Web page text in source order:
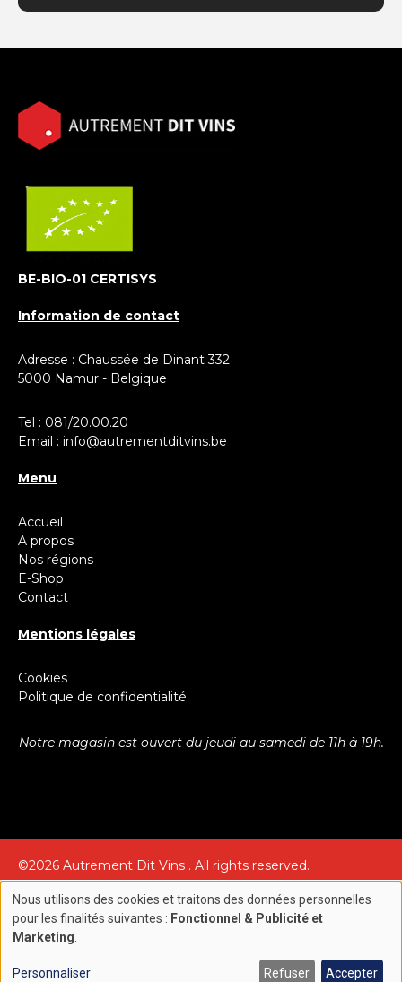
BE-BIO-01 CERTISYS
Information de contact
Adresse : Chaussée de Dinant 332
5000 Namur - Belgique
Tel : 081/20.00.20
Email : info@autrementditvins.be
Menu
Accueil
A propos
Nos régions
E-Shop
Contact
Mentions légales
Cookies
Politique de confidentialité
Notre magasin est ouvert du jeudi au samedi de 11h à 19h.
©2026 Autrement Dit Vins . All rights reserved.
Création site internet par
Use
of
personal
Nous utilisons des cookies et traitons des données personnelles
pour les finalités suivantes : Fonctionnel & Publicité et
Marketing
Personnaliser Refuser Accepter